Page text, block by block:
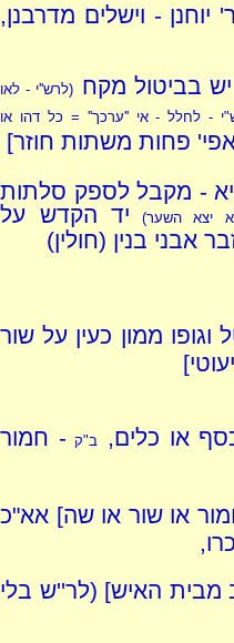
- וישלים מדרבנן,
בביטול מקח (לרש''י - לאו
- לחלל - אי ''ערכך'' = כל דהו או
פחות משתות חוזר]
- מקבל לספק סלתות
יצא השער) יד הקדש על
אבני בנין (חולין)
ממון כעין על שור
או כלים,ב"ק - חמור
או שור או שה] אא"כ
מבית האיש] (לר''ש בלי